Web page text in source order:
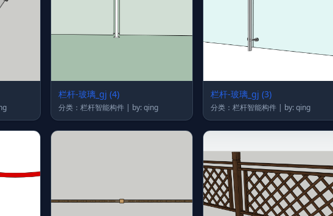
qing
栏杆-玻璃_gj (4)
分类：栏杆智能构件 | by: qing
栏杆-玻璃_gj (3)
分类：栏杆智能构件 | by: qing